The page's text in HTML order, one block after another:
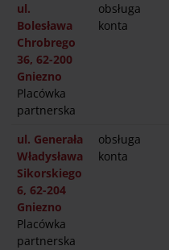
ul.
Bolesława
Chrobrego
36, 62-200
Gniezno
Placówka
partnerska
obsługa
konta
ul. Generała
Władysława
Sikorskiego
6, 62-204
Gniezno
Placówka
partnerska
obsługa
konta